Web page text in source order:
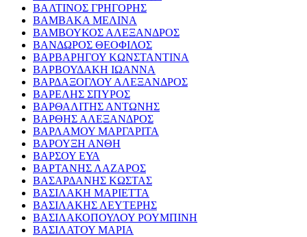
ΒΑΛΤΙΝΟΣ ΓΡΗΓΟΡΗΣ
ΒΑΜΒΑΚΑ ΜΕΛΙΝΑ
ΒΑΜΒΟΥΚΟΣ ΑΛΕΞΑΝΔΡΟΣ
ΒΑΝΔΩΡΟΣ ΘΕΟΦΙΛΟΣ
ΒΑΡΒΑΡΗΓΟΥ ΚΩΝΣΤΑΝΤΙΝΑ
ΒΑΡΒΟΥΔΑΚΗ ΙΩΑΝΝΑ
ΒΑΡΔΑΞΟΓΛΟΥ ΑΛΕΞΑΝΔΡΟΣ
ΒΑΡΕΛΗΣ ΣΠΥΡΟΣ
ΒΑΡΘΑΛΙΤΗΣ ΑΝΤΩΝΗΣ
ΒΑΡΘΗΣ ΑΛΕΞΑΝΔΡΟΣ
ΒΑΡΛΑΜΟΥ ΜΑΡΓΑΡΙΤΑ
ΒΑΡΟΥΞΗ ΑΝΘΗ
ΒΑΡΣΟΥ ΕΥΑ
ΒΑΡΤΑΝΗΣ ΛΑΖΑΡΟΣ
ΒΑΣΑΡΔΑΝΗΣ ΚΩΣΤΑΣ
ΒΑΣΙΛΑΚΗ ΜΑΡΙΕΤΤΑ
ΒΑΣΙΛΑΚΗΣ ΛΕΥΤΕΡΗΣ
ΒΑΣΙΛΑΚΟΠΟΥΛΟΥ ΡΟΥΜΠΙΝΗ
ΒΑΣΙΛΑΤΟΥ ΜΑΡΙΑ